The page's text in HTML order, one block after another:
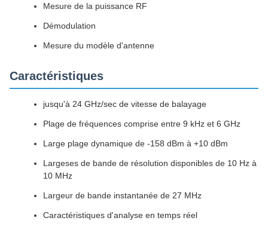
Mesure de la puissance RF
Démodulation
Mesure du modèle d'antenne
Caractéristiques
jusqu'à 24 GHz/sec de vitesse de balayage
Plage de fréquences comprise entre 9 kHz et 6 GHz
Large plage dynamique de -158 dBm à +10 dBm
Largeses de bande de résolution disponibles de 10 Hz à
10 MHz
Largeur de bande instantanée de 27 MHz
Caractéristiques d'analyse en temps réel